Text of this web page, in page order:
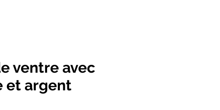
ventre avec
et argent